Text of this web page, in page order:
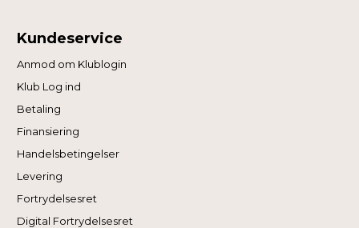
Kundeservice
Anmod om Klublogin
Klub Log ind
Betaling
Finansiering
Handelsbetingelser
Levering
Fortrydelsesret
Digital Fortrydelsesret